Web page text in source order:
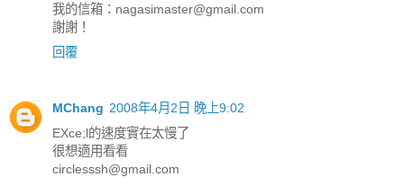
我的信箱：nagasimaster@gmail.com
謝謝！
回覆
MChang 2008年4月2日 晚上9:02
EXce;l的速度實在太慢了
很想適用看看
circlesssh@gmail.com